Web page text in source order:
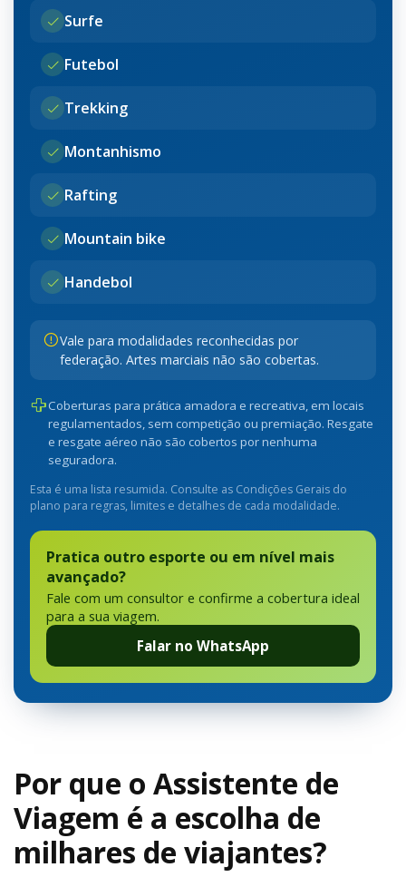
Surfe
Futebol
Trekking
Montanhismo
Rafting
Mountain bike
Handebol
Vale para modalidades reconhecidas por
federação. Artes marciais não são cobertas.
Coberturas para prática amadora e recreativa, em locais
regulamentados, sem competição ou premiação. Resgate
e resgate aéreo não são cobertos por nenhuma
seguradora.
Esta é uma lista resumida. Consulte as Condições Gerais do
plano para regras, limites e detalhes de cada modalidade.
Pratica outro esporte ou em nível mais
avançado?
Fale com um consultor e confirme a cobertura ideal
para a sua viagem.
Falar no WhatsApp
Por que o Assistente de
Viagem é a escolha de
milhares de viajantes?